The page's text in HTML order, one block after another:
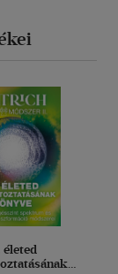
életed